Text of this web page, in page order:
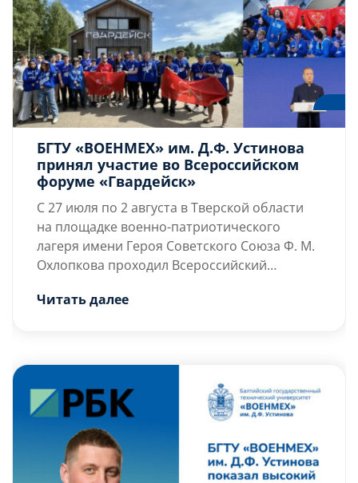
образовательную программу
трека и позволяет будущим
инженерам лучше понимать
процесс создания силовых
установок.
БГТУ «ВОЕНМЕХ» им. Д.Ф. Устинова
принял участие во Всероссийском
форуме «Гвардейск»
С 27 июля по 2 августа в Тверской области
на площадке военно-патриотического
лагеря имени Героя Советского Союза Ф. М.
Охлопкова проходил Всероссийский
Масштабное событие объединило более 1,5
В составе делегации от нашего города
участие в форуме приняли студенты БГТУ
«ВОЕНМЕХ» им. Д.Ф. Устинова.
Читать далее